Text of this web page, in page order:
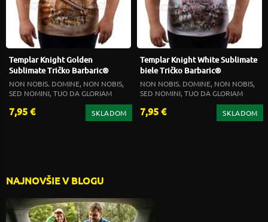
Templar Knight Golden
Sublimate Tričko Barbaric®
NON NOBIS. DOMINE, NON NOBIS,
SED NOMINI, TUO DA GLORIAM
7,95 € SKLADOM
Templar Knight White Sublimate
biele Tričko Barbaric®
NON NOBIS. DOMINE, NON NOBIS,
SED NOMINI, TUO DA GLORIAM
7,95 € SKLADOM
NAJNOVŠIE V BLOGU